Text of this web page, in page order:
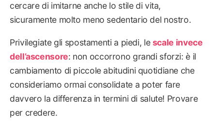
cercare di imitarne anche lo stile di vita,
sicuramente molto meno sedentario del nostro.
Privilegiate gli spostamenti a piedi, lescale invece
dell’ascensore: non occorrono grandi sforzi: è il
cambiamento di piccole abitudini quotidiane che
consideriamo ormai consolidate a poter fare
davvero la differenza in termini di salute! Provare
per credere.